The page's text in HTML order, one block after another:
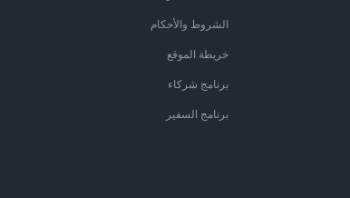
الشروط والأحكام
خريطة الموقع
برنامج شركاء
برنامج السفير